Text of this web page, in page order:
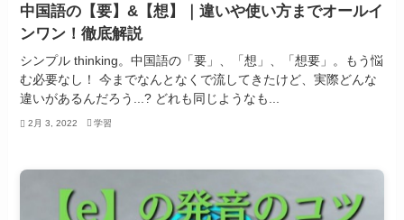
中国語の【要】&【想】｜違いや使い方までオールイ
ンワン！徹底解説
シンプル thinking。中国語の「要」、「想」、「想要」。もう悩
む必要なし！ 今までなんとなくで流してきたけど、実際どんな
違いがあるんだろう...? どれも同じようなも...
2月 3, 2022 学習